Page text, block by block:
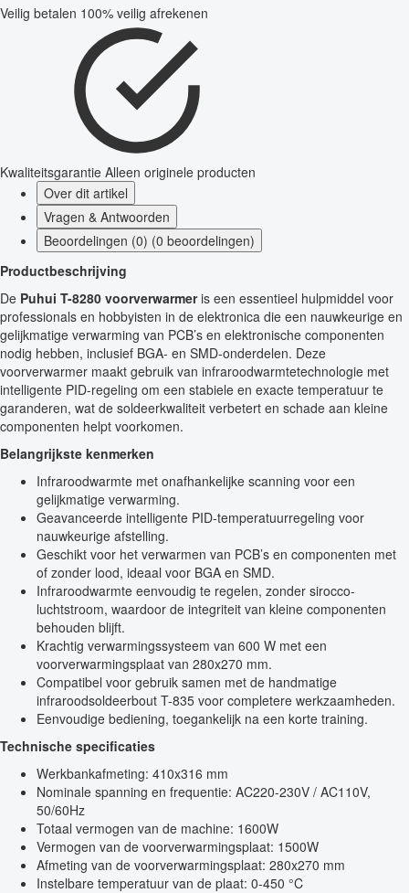
Veilig betalen 100% veilig afrekenen
Kwaliteitsgarantie Alleen originele producten
Over dit artikel
Vragen & Antwoorden
Beoordelingen (0) (0 beoordelingen)
Productbeschrijving
De Puhui T-8280 voorverwarmeris een essentieel hulpmiddel voor
professionals en hobbyisten in de elektronica die een nauwkeurige en
gelijkmatige verwarming van PCB’s en elektronische componenten
nodig hebben, inclusief BGA- en SMD-onderdelen. Deze
voorverwarmer maakt gebruik van infraroodwarmtetechnologie met
intelligente PID-regeling om een stabiele en exacte temperatuur te
garanderen, wat de soldeerkwaliteit verbetert en schade aan kleine
componenten helpt voorkomen.
Belangrijkste kenmerken
Infraroodwarmte met onafhankelijke scanning voor een
gelijkmatige verwarming.
Geavanceerde intelligente PID-temperatuurregeling voor
nauwkeurige afstelling.
Geschikt voor het verwarmen van PCB’s en componenten met
of zonder lood, ideaal voor BGA en SMD.
Infraroodwarmte eenvoudig te regelen, zonder sirocco-
luchtstroom, waardoor de integriteit van kleine componenten
behouden blijft.
Krachtig verwarmingssysteem van 600 W met een
voorverwarmingsplaat van 280x270 mm.
Compatibel voor gebruik samen met de handmatige
infraroodsoldeerbout T-835 voor completere werkzaamheden.
Eenvoudige bediening, toegankelijk na een korte training.
Technische specificaties
Werkbankafmeting: 410x316 mm
Nominale spanning en frequentie: AC220-230V / AC110V,
50/60Hz
Totaal vermogen van de machine: 1600W
Vermogen van de voorverwarmingsplaat: 1500W
Afmeting van de voorverwarmingsplaat: 280x270 mm
Instelbare temperatuur van de plaat: 0-450 °C